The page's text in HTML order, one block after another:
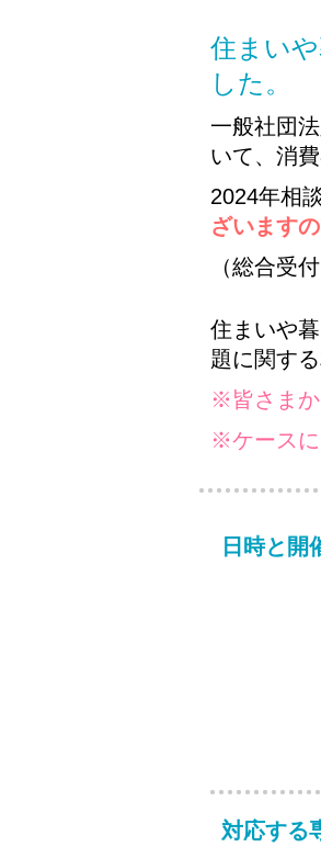
住まい
した。
一般社団
いて、消
2024年相
ざいます
（総合受
住まいや
題に関す
※皆さまか
※ケースに
日時と開
対応する